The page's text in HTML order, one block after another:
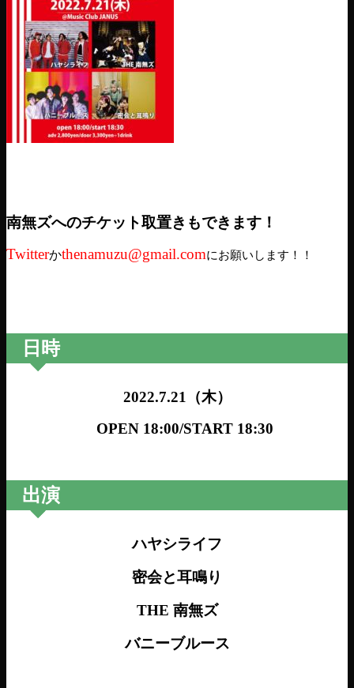
南無ズへのチケット取置きもできます！
Twitterかthenamuzu@gmail.comにお願いします！！
日時
2022.7.21
（木）
OPEN 18:00/START 18:30
出演
ハヤシライフ
密会と耳鳴り
THE 南無ズ
バニーブルース